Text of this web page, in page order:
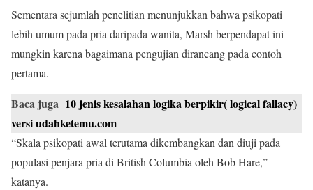
Sementara sejumlah penelitian menunjukkan bahwa psikopati
lebih umum pada pria daripada wanita, Marsh berpendapat ini
mungkin karena bagaimana pengujian dirancang pada contoh
pertama.
Baca juga 10 jenis kesalahan logika berpikir( logical fallacy)
versi udahketemu.com
“Skala psikopati awal terutama dikembangkan dan diuji pada
populasi penjara pria di British Columbia oleh Bob Hare,”
katanya.